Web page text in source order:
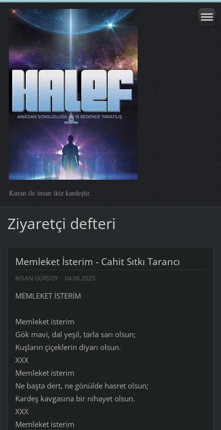
Kuran ile insan ikiz kardeştir.
Ziyaretçi defteri
Memleket İsterim - Cahit Sıtkı Tarancı
İHSAN GÜRSOY 04.06.2025
MEMLEKET İSTERİM
Memleket isterim
Gök mavi, dal yeşil, tarla sarı olsun;
Kuşların çiçeklerin diyarı olsun.
XXX
Memleket isterim
Ne başta dert, ne gönülde hasret olsun;
Kardeş kavgasına bir nihayet olsun.
XXX
Memleket isterim